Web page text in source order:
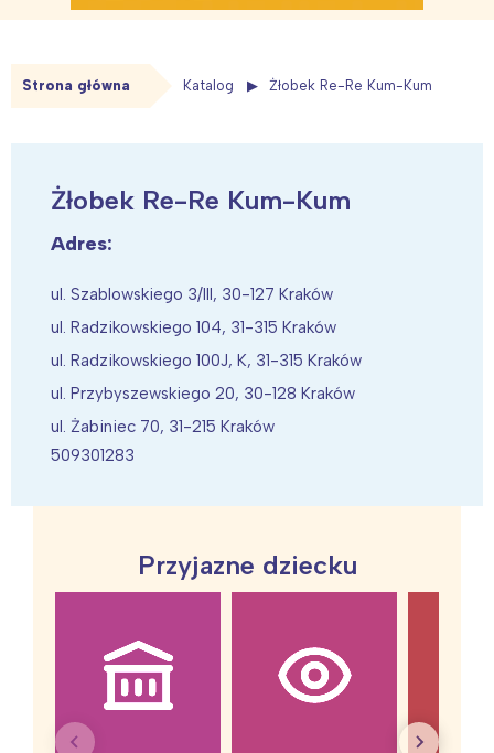
Strona główna Katalog Żłobek Re-Re Kum-Kum
Żłobek Re-Re Kum-Kum
Adres:
ul. Szablowskiego 3/III, 30-127 Kraków
ul. Radzikowskiego 104, 31-315 Kraków
ul. Radzikowskiego 100J, K, 31-315 Kraków
ul. Przybyszewskiego 20, 30-128 Kraków
ul. Żabiniec 70, 31-215 Kraków
509301283
Przyjazne dziecku